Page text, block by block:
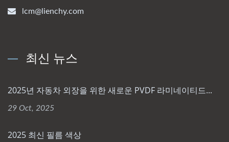
lcm@lienchy.com
최신 뉴스
2025년 자동차 외장을 위한 새로운 PVDF 라미네이티드...
29 Oct, 2025
2025 최신 필름 색상